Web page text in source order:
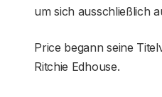
um sich ausschließlich
Price begann seine
Ritchie Edhouse.